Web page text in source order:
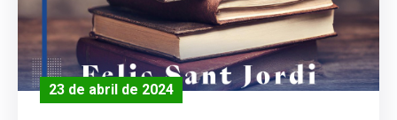
23 de abril de 2024